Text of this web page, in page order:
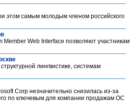
этом самым молодым членом российского
Web Interface позволяют участникам
лингвистике, системам
Corp незначительно снизилась из-за
по ключевым для компании продажам ОС